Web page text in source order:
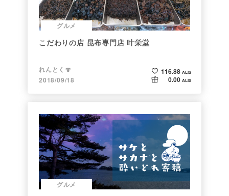
グルメ
こだわりの店 昆布専門店 叶栄堂
れんとく🍄
2018/09/18
116.88 ALIS
0.00 ALIS
グルメ